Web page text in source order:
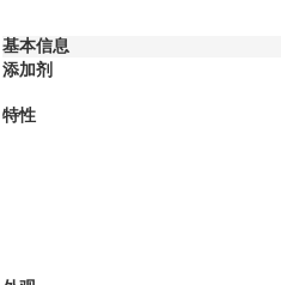
基本信息
添加剂
特性